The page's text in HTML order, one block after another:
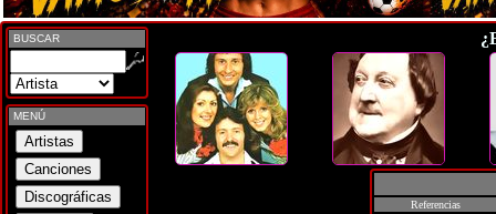
BUSCAR
MENÚ
Referencias